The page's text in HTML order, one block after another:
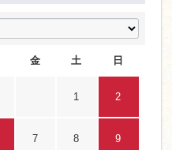
金 土 日
1 2
7 8 9